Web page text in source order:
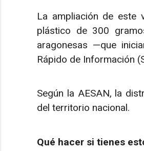
La ampliación de este
plástico de 300
aragonesas —que
Rápido de Información
Según la AESAN, la
del territorio nacional.
Qué hacer si tienes